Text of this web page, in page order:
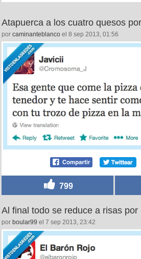
Atapuerca a los cuatro quesos
por caminanteblanco el 8 sep 2013, 01:56
799
Al final todo se reduce a risas por
por boular99 el 7 sep 2013, 23:42